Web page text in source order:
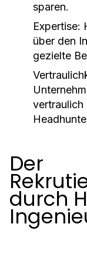
sparen.
Expertise:
über den
gezielte
vertraulich
Der
durch